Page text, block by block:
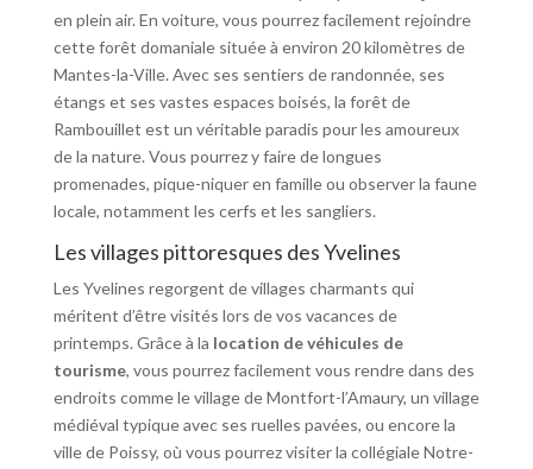
en plein air. En voiture, vous pourrez facilement rejoindre
cette forêt domaniale située à environ 20 kilomètres de
Mantes-la-Ville. Avec ses sentiers de randonnée, ses
étangs et ses vastes espaces boisés, la forêt de
Rambouillet est un véritable paradis pour les amoureux
de la nature. Vous pourrez y faire de longues
promenades, pique-niquer en famille ou observer la faune
locale, notamment les cerfs et les sangliers.
Les villages pittoresques des Yvelines
Les Yvelines regorgent de villages charmants qui
méritent d’être visités lors de vos vacances de
printemps. Grâce à la location de véhicules de
tourisme, vous pourrez facilement vous rendre dans des
endroits comme le village de Montfort-l’Amaury, un village
médiéval typique avec ses ruelles pavées, ou encore la
ville de Poissy, où vous pourrez visiter la collégiale Notre-